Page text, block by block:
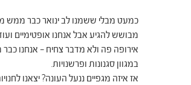
כמעט מבלי ששמנו לב ינואר כבר ממש
מבושש להגיע אבל אנחנו אופטימיים
אירופה פה ולא מדבר צחיח – אנחנו
במגוון סגנונות ופרשנויות.
אז איזה מגפיים ננעל העונה? יצאנו